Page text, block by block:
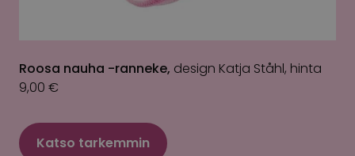
Roosa nauha -ranneke, design Katja Ståhl, hinta
9,00 €
Katso tarkemmin